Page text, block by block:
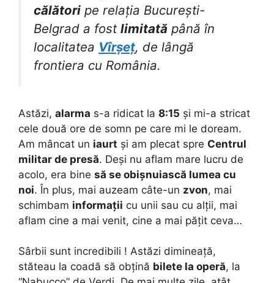
călători pe relația București-
Belgrad a fost limitată până în
localitatea Vîrșeț, de lângă
frontiera cu România.
Astăzi, alarma s-a ridicat la 8:15 și mi-a stricat
cele două ore de somn pe care mi le doream.
Am mâncat un iaurt și am plecat spre Centrul
militar de presă. Deși nu aflam mare lucru de
acolo, era bine să se obișnuiască lumea cu
noi. În plus, mai auzeam câte-un zvon, mai
schimbam informații cu unii sau cu alții, mai
aflam cine a mai venit, cine a mai pățit ceva…
Sârbii sunt incredibili ! Astăzi dimineață,
stăteau la coadă să obțină bilete la operă, la